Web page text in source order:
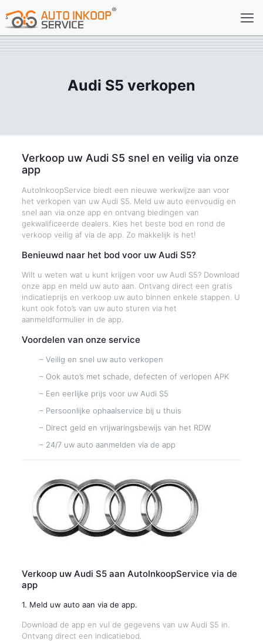
Audi S5 verkopen
Verkoop uw Audi S5 snel en veilig via onze
app
AutoInkoopService biedt een nieuwe werkwijze aan voor
het verkopen van uw Audi S5. Meld uw auto eenvoudig en
snel aan via onze app en ontvang biedingen van
gekwalificeerde dealers. Kies het beste bod en rond de
verkoop veilig af via de app. Zo makkelijk is het!
Benieuwd naar het bod voor uw Audi S5?
Wilt u weten wat u kunt krijgen voor uw Audi S5? Download
onze app en meld uw auto aan. Ontvang direct een gratis
indicatieprijs en verkoop uw auto binnen enkele stappen. U
kunt ook foto’s van uw auto sturen via het
aanmeldformulier in de app.
Voordelen van onze service
– Veilig en snel uw auto verkopen
– Ook auto’s met schade, defecten of verlopen APK
– Een eerlijke prijs voor uw Audi S5
– Persoonlijke ophaalservice bij u thuis
– Direct geld en vrijwaringsbewijs van het RDW
– 24/7 uw auto aanmelden via de app
Verkoop uw Audi S5 aan AutoInkoopService via de
app
1. Meld uw auto aan via de app.
Download de app en vul de gegevens van uw Audi S5 in.
Ontvang direct een indicatiebod.